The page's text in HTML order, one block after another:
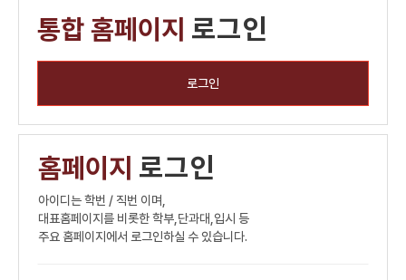
통합 홈페이지 로그인
로그인
홈페이지 로그인
아이디는 학번 / 직번 이며,
대표홈페이지를 비롯한 학부,단과대,입시 등
주요 홈페이지에서 로그인하실 수 있습니다.